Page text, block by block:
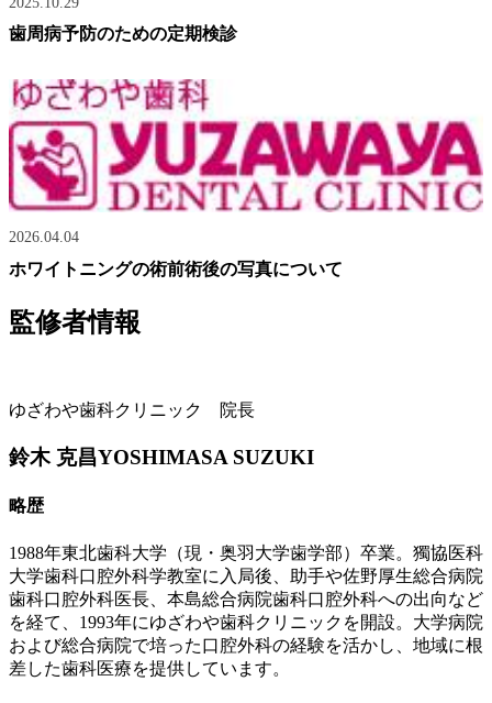
歯周病予防のための定期検診
2026.04.04
ホワイトニングの術前術後の写真について
監修者情報
ゆざわや歯科クリニック 院長
鈴木 克昌YOSHIMASA SUZUKI
略歴
1988年東北歯科大学（現・奥羽大学歯学部）卒業。獨協医科
大学歯科口腔外科学教室に入局後、助手や佐野厚生総合病院
歯科口腔外科医長、本島総合病院歯科口腔外科への出向など
を経て、1993年にゆざわや歯科クリニックを開設。大学病院
および総合病院で培った口腔外科の経験を活かし、地域に根
差した歯科医療を提供しています。